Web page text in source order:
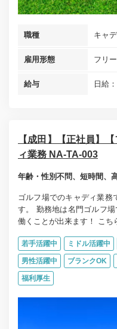
職種 キャ
雇用形態 フリ
給与 日給
【成田】【正社員】
ィ業務 NA-TA-003
年齢・性別不問、短時間、
ゴルフ場でのキャディ業務
す。 勤務地は名門ゴルフ
働くことが出来ます！ こち
若手活躍中 ミドル活躍中
男性活躍中 ブランクOK
福利厚生